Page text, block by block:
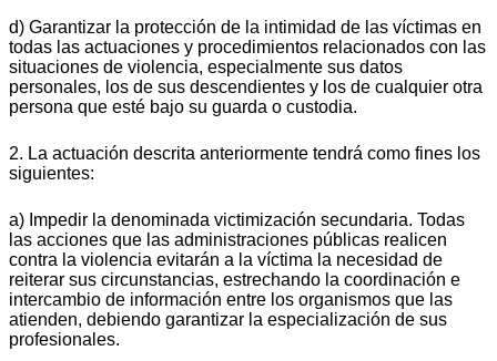
d) Garantizar la protección de la intimidad de las víctimas en
todas las actuaciones y procedimientos relacionados con las
situaciones de violencia, especialmente sus datos
personales, los de sus descendientes y los de cualquier otra
persona que esté bajo su guarda o custodia.
2. La actuación descrita anteriormente tendrá como fines los
siguientes:
a) Impedir la denominada victimización secundaria. Todas
las acciones que las administraciones públicas realicen
contra la violencia evitarán a la víctima la necesidad de
reiterar sus circunstancias, estrechando la coordinación e
intercambio de información entre los organismos que las
atienden, debiendo garantizar la especialización de sus
profesionales.